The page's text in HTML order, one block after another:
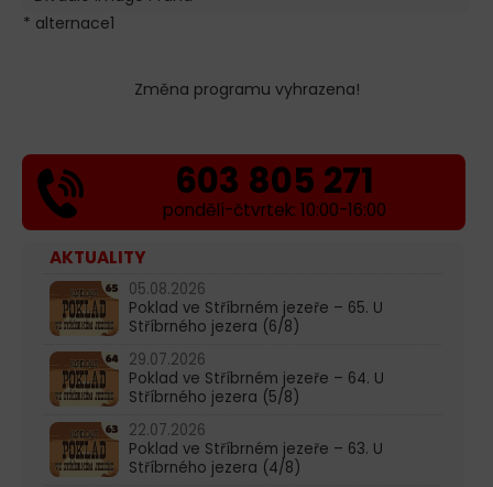
* alternace1
Změna programu vyhrazena!
603 805 271
pondělí-čtvrtek: 10:00-16:00
AKTUALITY
05.08.2026
Poklad ve Stříbrném jezeře – 65. U
Stříbrného jezera (6/8)
29.07.2026
Poklad ve Stříbrném jezeře – 64. U
Stříbrného jezera (5/8)
22.07.2026
Poklad ve Stříbrném jezeře – 63. U
Stříbrného jezera (4/8)